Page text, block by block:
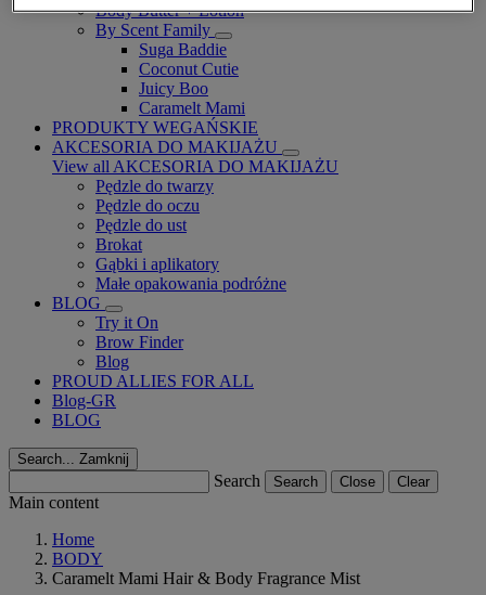
Body Butter + Lotion
By Scent Family
Suga Baddie
Coconut Cutie
Juicy Boo
Caramelt Mami
PRODUKTY WEGAŃSKIE
AKCESORIA DO MAKIJAŻU
View all AKCESORIA DO MAKIJAŻU
Pędzle do twarzy
Pędzle do oczu
Pędzle do ust
Brokat
Gąbki i aplikatory
Małe opakowania podróżne
BLOG
Try it On
Brow Finder
Blog
PROUD ALLIES FOR ALL
Blog-GR
BLOG
Search... Zamknij
Search Search Close Clear
Main content
Home
BODY
Caramelt Mami Hair & Body Fragrance Mist